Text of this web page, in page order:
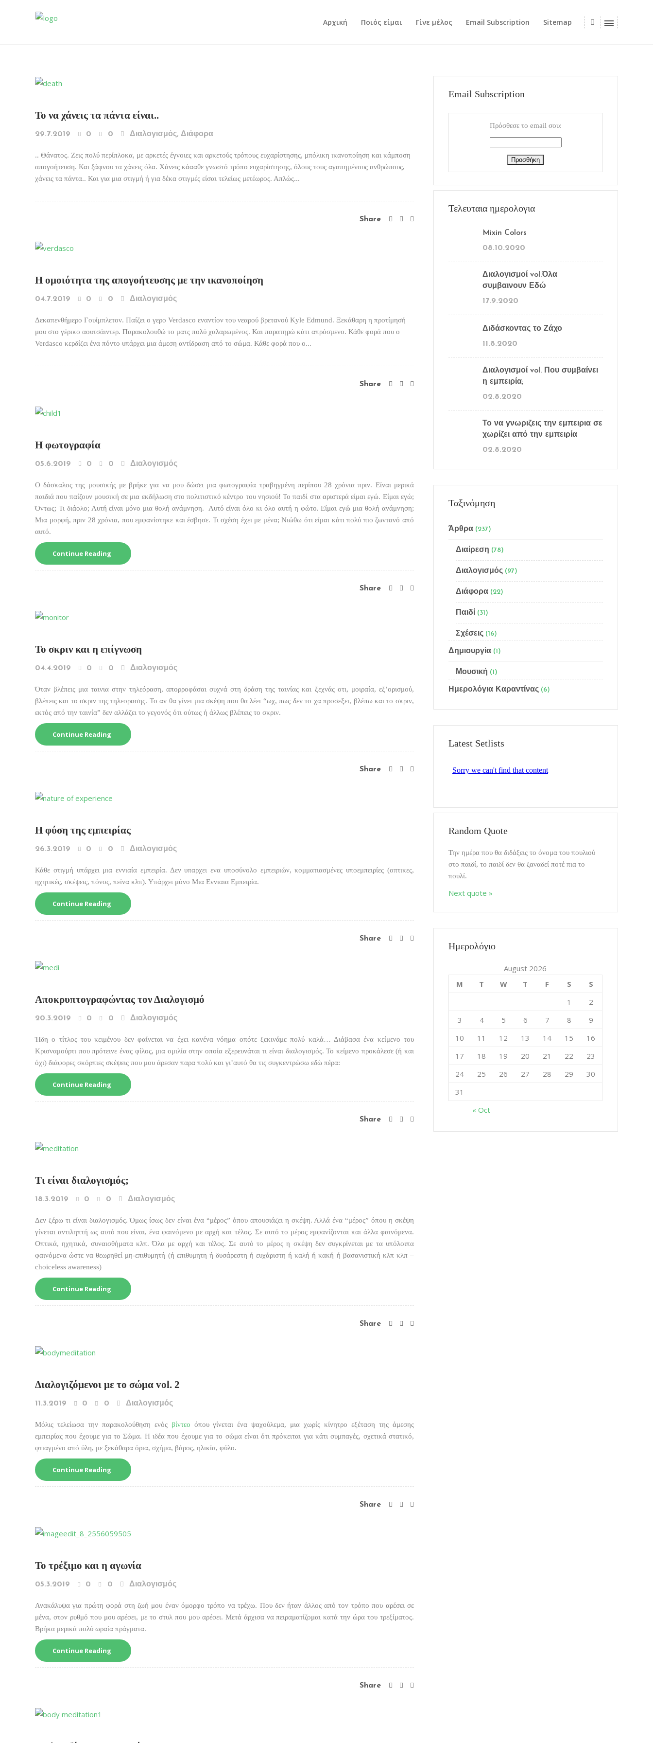
Αρχική Ποιός είμαι Γίνε μέλος Email Subscription Sitemap
Το να χάνεις τα πάντα είναι..
29.7.2019 0 0 Διαλογισμός, Διάφορα
.. Θάνατος. Ζεις πολύ περίπλοκα, με αρκετές έγνοιες και αρκετούς τρόπους ευχαρίστησης, μπόλικη ικανοποίηση και κάμποση
απογοήτευση. Και ξάφνου τα χάνεις όλα. Χάνεις κάααθε γνωστό τρόπο ευχαρίστησης, όλους τους αγαπημένους ανθρώπους,
χάνεις τα πάντα.. Και για μια στιγμή ή για δέκα στιγμές είσαι τελείως μετέωρος. Απλώς...
Share
Η ομοιότητα της απογοήτευσης με την ικανοποίηση
04.7.2019 0 0 Διαλογισμός
Δεκαπενθήμερο Γουίμπλετον. Παίζει ο γερο Verdasco εναντίον του νεαρού βρετανού Kyle Edmund. Ξεκάθαρη η προτίμησή
μου στο γέρικο αουτσάιντερ. Παρακολουθώ το ματς πολύ χαλαρωμένος. Και παρατηρώ κάτι απρόσμενο. Κάθε φορά που ο
Verdasco κερδίζει ένα πόντο υπάρχει μια άμεση αντίδραση από το σώμα. Κάθε φορά που ο...
Share
Η φωτογραφία
05.6.2019 0 0 Διαλογισμός
O δάσκαλος της μουσικής με βρήκε για να μου δώσει μια φωτογραφία τραβηγμένη περίπου 28 χρόνια πριν. Είναι μερικά
παιδιά που παίζουν μουσική σε μια εκδήλωση στο πολιτιστικό κέντρο του νησιού! Το παιδί στα αριστερά είμαι εγώ. Είμαι εγώ;
Όντως; Τι διάολο; Αυτή είναι μόνο μια θολή ανάμνηση. Αυτό είναι όλο κι όλο αυτή η φώτο. Είμαι εγώ μια θολή ανάμνηση;
Μια μορφή, πριν 28 χρόνια, που εμφανίστηκε και έσβησε. Τι σχέση έχει με μένα; Νιώθω ότι είμαι κάτι πολύ πιο ζωντανό από
αυτό.
Continue Reading
Share
Το σκριν και η επίγνωση
04.4.2019 0 0 Διαλογισμός
Όταν βλέπεις μια ταινια στην τηλεόραση, απορροφάσαι συχνά στη δράση της ταινίας και ξεχνάς οτι, μοιραία, εξ’ορισμού,
βλέπεις και το σκριν της τηλεορασης. Το αν θα γίνει μια σκέψη που θα λέει “ωχ, πως δεν το χα προσεξει, βλέπω και το σκριν,
εκτός από την ταινία” δεν αλλάζει το γεγονός ότι ούτως ή άλλως βλέπεις το σκριν.
Continue Reading
Share
Η φύση της εμπειρίας
26.3.2019 0 0 Διαλογισμός
Κάθε στιγμή υπάρχει μια εννιαία εμπειρία. Δεν υπαρχει ενα υποσύνολο εμπειριών, κομματιασμένες υποεμπειρίες (οπτικες,
ηχητικές, σκέψεις, πόνος, πείνα κλπ). Υπάρχει μόνο Μια Εννιαια Εμπειρία.
Continue Reading
Share
Αποκρυπτογραφώντας τον Διαλογισμό
20.3.2019 0 0 Διαλογισμός
Ήδη ο τίτλος του κειμένου δεν φαίνεται να έχει κανένα νόημα οπότε ξεκινάμε πολύ καλά… Διάβασα ένα κείμενο του
Κρισναμούρτι που πρότεινε ένας φίλος, μια ομιλία στην οποία εξερευνάται τι είναι διαλογισμός. Το κείμενο προκάλεσε (ή και
όχι) διάφορες σκόρπιες σκέψεις που μου άρεσαν παρα πολύ και γι’αυτό θα τις συγκεντρώσω εδώ πέρα:
Continue Reading
Share
Τι είναι διαλογισμός;
18.3.2019 0 0 Διαλογισμός
Δεν ξέρω τι είναι διαλογισμός. Όμως ίσως δεν είναι ένα “μέρος” όπου απουσιάζει η σκέψη. Αλλά ένα “μέρος” όπου η σκέψη
γίνεται αντιληπτή ως αυτό που είναι, ένα φαινόμενο με αρχή και τέλος. Σε αυτό το μέρος εμφανίζονται και άλλα φαινόμενα.
Οπτικά, ηχητικά, συναισθήματα κλπ. Όλα με αρχή και τέλος. Σε αυτό το μέρος η σκέψη δεν συγκρίνεται με τα υπόλοιπα
φαινόμενα ώστε να θεωρηθεί μη-επιθυμητή (ή επιθυμητη ή δυσάρεστη ή ευχάριστη ή καλή ή κακή ή βασανιστική κλπ κλπ –
choiceless awareness)
Continue Reading
Share
Διαλογιζόμενοι με το σώμα vol. 2
11.3.2019 0 0 Διαλογισμός
Μόλις τελείωσα την παρακολούθηση ενός βίντεο όπου γίνεται ένα ψαχούλεμα, μια χωρίς κίνητρο εξέταση της άμεσης
εμπειρίας που έχουμε για το Σώμα. Η ιδέα που έχουμε για το σώμα είναι ότι πρόκειται για κάτι συμπαγές, σχετικά στατικό,
φτιαγμένο από ύλη, με ξεκάθαρα όρια, σχήμα, βάρος, ηλικία, φύλο.
Continue Reading
Share
Το τρέξιμο και η αγωνία
05.3.2019 0 0 Διαλογισμός
Ανακάλυψα για πρώτη φορά στη ζωή μου έναν όμορφο τρόπο να τρέχω. Που δεν ήταν άλλος από τον τρόπο που αρέσει σε
μένα, στον ρυθμό που μου αρέσει, με το στυλ που μου αρέσει. Μετά άρχισα να πειραματίζομαι κατά την ώρα του τρεξίματος.
Βρήκα μερικά πολύ ωραία πράγματα.
Continue Reading
Share
Email Subscription
Πρόσθεσε το email σου:
Τελευταια ημερολογια
Mixin Colors
08.10.2020
Διαλογισμοί vol.Όλα
συμβαινουν Εδώ
17.9.2020
Διδάσκοντας το Ζάχο
11.8.2020
Διαλογισμοί vol. Που συμβαίνει
η εμπειρία;
02.8.2020
Το να γνωριζεις την εμπειρια σε
χωρίζει από την εμπειρία
02.8.2020
Ταξινόμηση
Άρθρα(237)
Διαίρεση (78)
Διαλογισμός(97)
Διάφορα(22)
Παιδί(31)
Σχέσεις(16)
Δημιουργία(1)
Μουσική (1)
Ημερολόγια Καραντίνας(6)
Latest Setlists
Random Quote
Την ημέρα που θα διδάξεις το όνομα του πουλιού
στο παιδί, το παιδί δεν θα ξαναδεί ποτέ πια το
πουλί.
Next quote »
Ημερολόγιο
August 2026
M
T W T F S S
« Oct
1
2
3
4 5 6 7 8
9
10
11 12 13 14 15
16
17
18 19 20 21 22
23
24
25 26 27 28 29
30
31
Menu